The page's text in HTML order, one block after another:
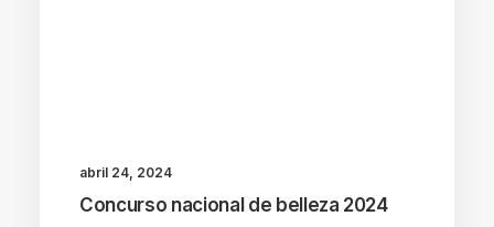
abril 24, 2024
Concurso nacional de belleza 2024